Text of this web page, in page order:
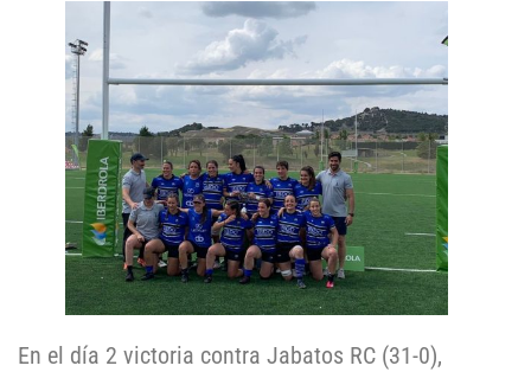
En el día 2 victoria contra Jabatos RC (31-0),